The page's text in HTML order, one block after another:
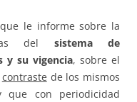
le informe sobre la
del sistema de
y su vigencia, sobre el
contraste de los mismos
que con periodicidad